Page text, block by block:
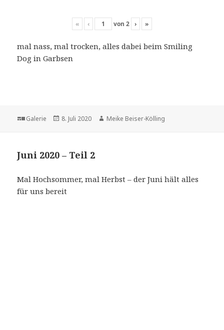
« ‹ von 2 › »
mal nass, mal trocken, alles dabei beim Smiling
Dog in Garbsen
Format
Galerie
Veröffentlicht
8. Juli 2020 Autor
Meike Beiser-Kölling
Juni 2020 – Teil 2
Mal Hochsommer, mal Herbst – der Juni hält alles
für uns bereit